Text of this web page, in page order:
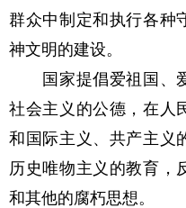
群众中制定和执行各种
神文明的建设。
国家提倡爱祖国、爱
社会主义的公德，在人
和国际主义、共产主义
历史唯物主义的教育，
和其他的腐朽思想。